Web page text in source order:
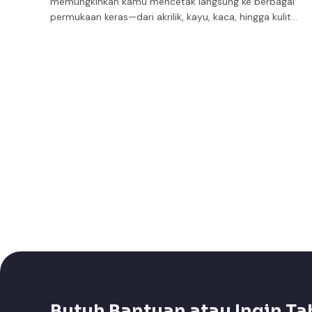
permukaan keras—dari akrilik, kayu, kaca, hingga kulit…